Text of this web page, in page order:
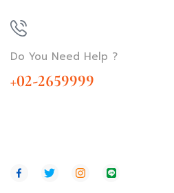
Do You Need Help ?
+02-2659999